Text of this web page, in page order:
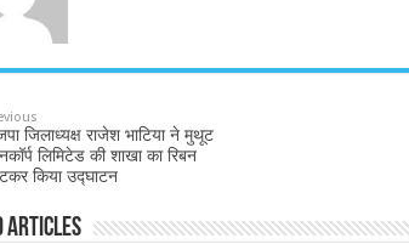
जिलाध्यक्ष राजेश भाटिया ने मुथूट
लिमिटेड की शाखा का रिबन
किया उद्घाटन
Articles